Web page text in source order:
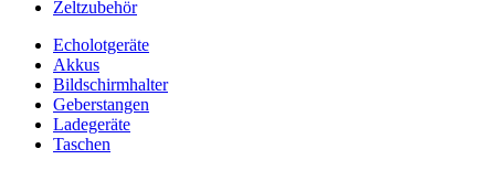
Zeltzubehör
Echolotgeräte
Akkus
Bildschirmhalter
Geberstangen
Ladegeräte
Taschen